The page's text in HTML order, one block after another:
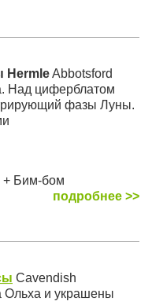
HermleAbbotsford
Над циферблатом
фазы Луны.
+ Бим-бом
подробнее >>
Cavendish
Ольха и украшены